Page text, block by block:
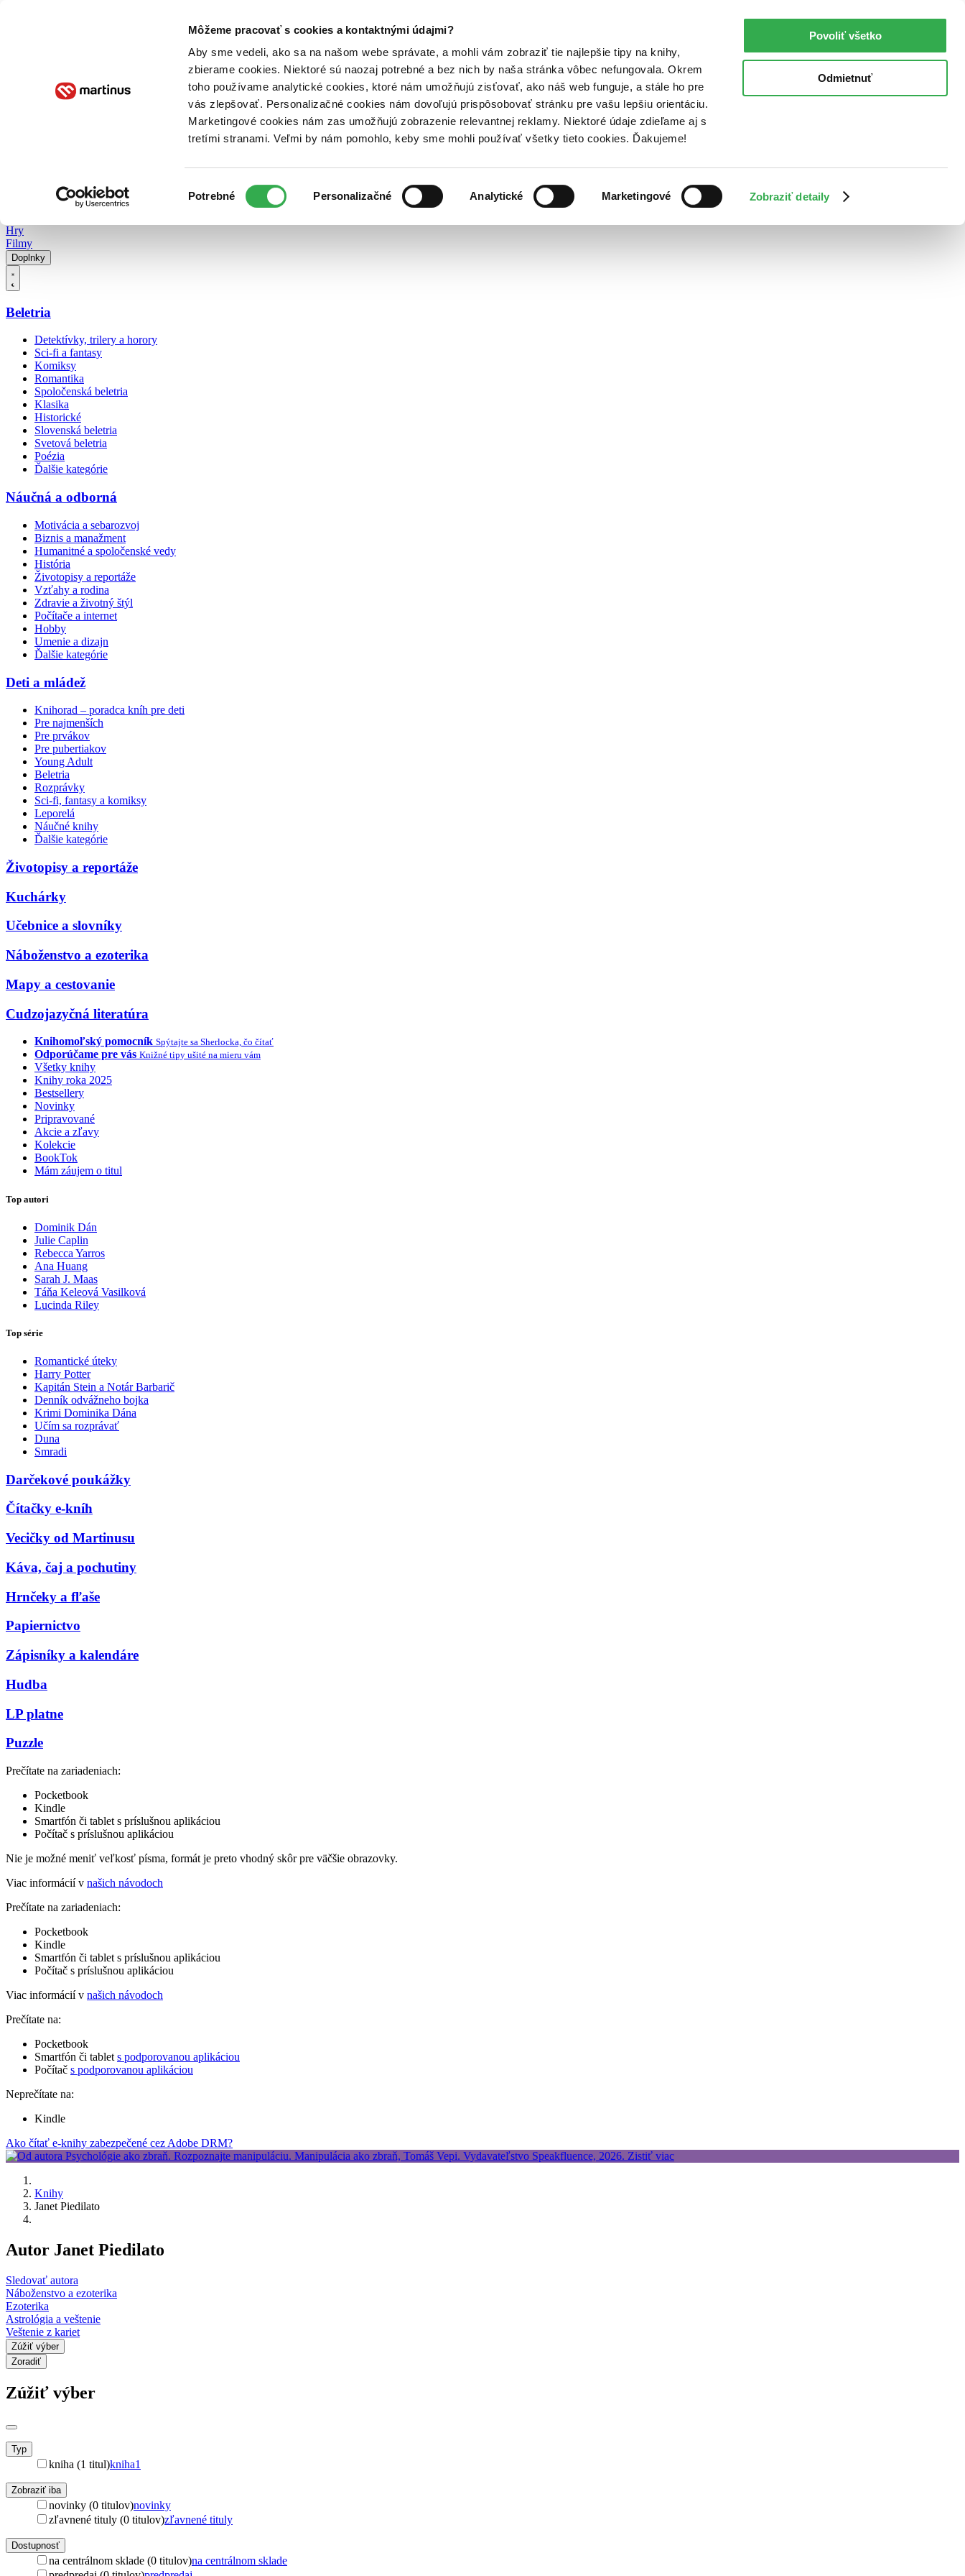
Môžeme pracovať s cookies a kontaktnými údajmi?
Aby sme vedeli, ako sa na našom webe správate, a mohli vám zobraziť tie najlepšie tipy na knihy,
zbierame cookies. Niektoré sú naozaj potrebné a bez nich by naša stránka vôbec nefungovala. Okrem
toho používame analytické cookies, ktoré nám umožňujú zisťovať, ako náš web funguje, a stále ho pre
vás zlepšovať. Personalizačné cookies nám dovoľujú prispôsobovať stránku pre vašu lepšiu orientáciu.
Marketingové cookies nám zas umožňujú zobrazenie relevantnej reklamy. Niektoré údaje zdieľame aj s
tretími stranami. Veľmi by nám pomohlo, keby sme mohli používať všetky tieto cookies. Ďakujeme!
súhlasu
Potrebné Personalizačné Analytické Marketingové Zobraziť detaily
Povoliť všetko
Odmietnuť
Poukážky Kontakt
Hry
Filmy
Doplnky
Beletria
Detektívky, trilery a horory
Sci-fi a fantasy
Komiksy
Romantika
Spoločenská beletria
Klasika
Historické
Slovenská beletria
Svetová beletria
Poézia
Ďalšie kategórie
Náučná a odborná
Motivácia a sebarozvoj
Biznis a manažment
Humanitné a spoločenské vedy
História
Životopisy a reportáže
Vzťahy a rodina
Zdravie a životný štýl
Počítače a internet
Hobby
Umenie a dizajn
Ďalšie kategórie
Deti a mládež
Knihorad – poradca kníh pre deti
Pre najmenších
Pre prvákov
Pre pubertiakov
Young Adult
Beletria
Rozprávky
Sci-fi, fantasy a komiksy
Leporelá
Náučné knihy
Ďalšie kategórie
Životopisy a reportáže
Kuchárky
Učebnice a slovníky
Náboženstvo a ezoterika
Mapy a cestovanie
Cudzojazyčná literatúra
Knihomoľský pomocník Spýtajte sa Sherlocka, čo čítať
Odporúčame pre vás Knižné tipy ušité na mieru vám
Všetky knihy
Knihy roka 2025
Bestsellery
Novinky
Pripravované
Akcie a zľavy
Kolekcie
BookTok
Mám záujem o titul
Top autori
Dominik Dán
Julie Caplin
Rebecca Yarros
Ana Huang
Sarah J. Maas
Táňa Keleová Vasilková
Lucinda Riley
Top série
Romantické úteky
Harry Potter
Kapitán Stein a Notár Barbarič
Denník odvážneho bojka
Krimi Dominika Dána
Učím sa rozprávať
Duna
Smradi
Darčekové poukážky
Čítačky e-kníh
Vecičky od Martinusu
Káva, čaj a pochutiny
Hrnčeky a fľaše
Papiernictvo
Zápisníky a kalendáre
Hudba
LP platne
Puzzle
Prečítate na zariadeniach:
Pocketbook
Kindle
Smartfón či tablet s príslušnou aplikáciou
Počítač s príslušnou aplikáciou
Nie je možné meniť veľkosť písma, formát je preto vhodný skôr pre väčšie obrazovky.
Viac informácií v našich návodoch
Prečítate na zariadeniach:
Pocketbook
Kindle
Smartfón či tablet s príslušnou aplikáciou
Počítač s príslušnou aplikáciou
Viac informácií v našich návodoch
Prečítate na:
Pocketbook
Smartfón či tablet s podporovanou aplikáciou
Počítač s podporovanou aplikáciou
Neprečítate na:
Kindle
Ako čítať e-knihy zabezpečené cez Adobe DRM?
Knihy
Janet Piedilato
Autor Janet Piedilato
Sledovať autora
Náboženstvo a ezoterika
Ezoterika
Astrológia a veštenie
Veštenie z kariet
Zúžiť výber
Zoradiť
Zúžiť výber
Typ
kniha (1 titul)kniha1
Zobraziť iba
novinky (0 titulov)novinky
zľavnené tituly (0 titulov)zľavnené tituly
Dostupnosť
na centrálnom sklade (0 titulov)na centrálnom sklade